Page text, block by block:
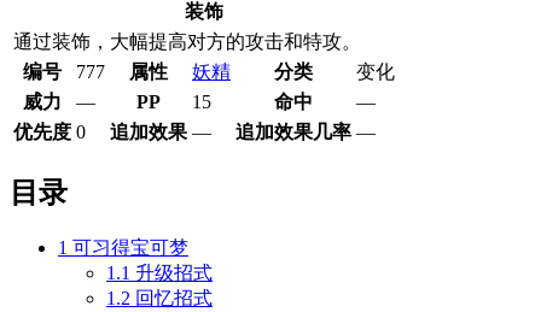
装饰
通过装饰，大幅提高对方的攻击和特攻。
编号
777 属性 妖精 分类
变化
威力
— PP 15 命中
—
优先度 0 追加效果 — 追加效果几率 —
目录
1 可习得宝可梦
1.1 升级招式
1.2 回忆招式